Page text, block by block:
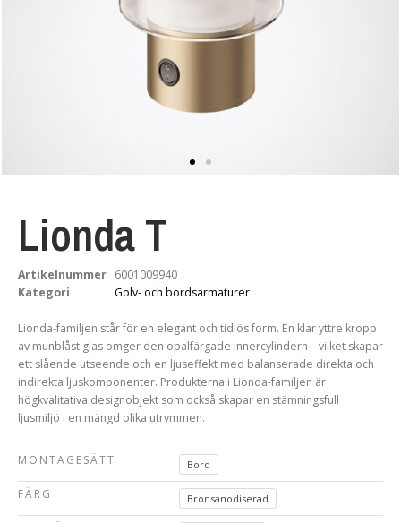
Lionda T
Artikelnummer 6001009940
Kategori
Golv- och bordsarmaturer
Lionda-familjen står för en elegant och tidlös form. En klar yttre kropp
av munblåst glas omger den opalfärgade innercylindern – vilket skapar
ett slående utseende och en ljuseffekt med balanserade direkta och
indirekta ljuskomponenter. Produkterna i Lionda-familjen är
högkvalitativa designobjekt som också skapar en stämningsfull
ljusmiljö i en mängd olika utrymmen.
MONTAGESÄTT Bord
FÄRG Bronsanodiserad